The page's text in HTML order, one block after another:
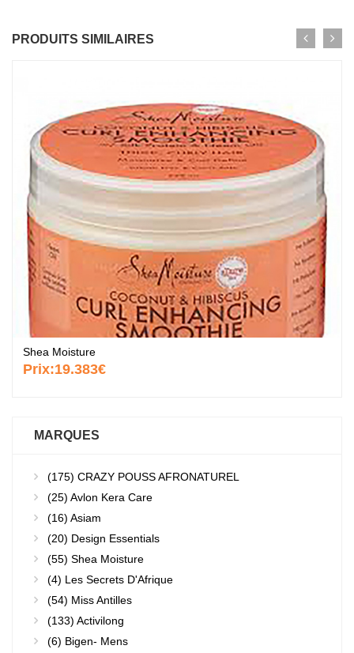
PRODUITS SIMILAIRES
Shea Moisture
Prix:19.383€
MARQUES
(175) CRAZY POUSS AFRONATUREL
(25) Avlon Kera Care
(16) Asiam
(20) Design Essentials
(55) Shea Moisture
(4) Les Secrets D'Afrique
(54) Miss Antilles
(133) Activilong
(6) Bigen- Mens